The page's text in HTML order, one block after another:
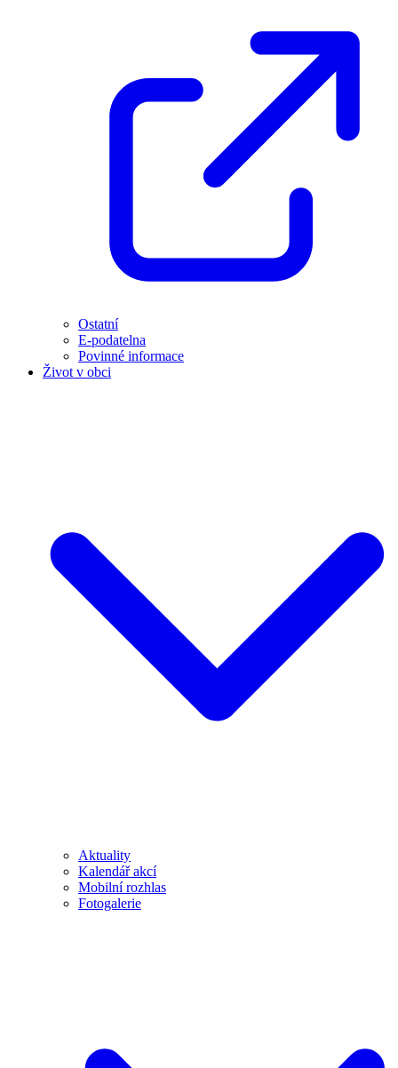
Ostatní
E-podatelna
Povinné informace
Život v obci
Aktuality
Kalendář akcí
Mobilní rozhlas
Fotogalerie